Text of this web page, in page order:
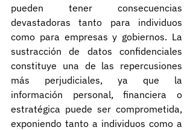
pueden tener consecuencias
devastadoras tanto para individuos
como para empresas y gobiernos. La
sustracción de datos confidenciales
constituye una de las repercusiones
más perjudiciales, ya que la
información personal, financiera o
estratégica puede ser comprometida,
exponiendo tanto a individuos como a